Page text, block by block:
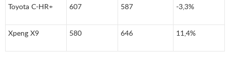
Toyota C-HR+ 607 587 -3,3%
Xpeng X9 580 646 11,4%